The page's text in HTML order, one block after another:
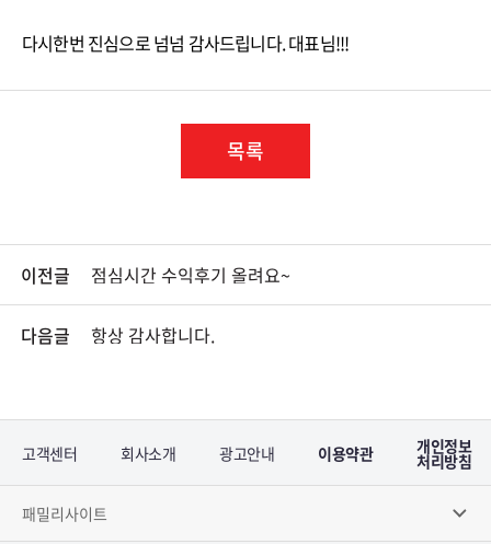
다시한번 진심으로 넘넘 감사드립니다. 대표님!!!
목록
이전글 점심시간 수익후기 올려요~
다음글 항상 감사합니다.
고객센터 회사소개 광고안내 이용약관 개인정보
처리방침
패밀리사이트